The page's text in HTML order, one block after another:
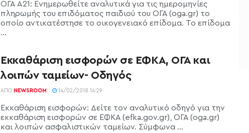
ΟΓΑ Α21: Ενημερωθείτε αναλυτικά για τις ημερομηνίες
πληρωμής του επιδόματος παιδιού του ΟΓΑ (oga.gr) το
οποίο αντικατέστησε το οικογενειακό επίδομα. Το επίδομα
...
Εκκαθάριση εισφορών σε ΕΦΚΑ, ΟΓΑ και
λοιπών ταμείων- Οδηγός
ΑΠΌ NEWSROOM 14/02/2018 14:29
Εκκαθάριση εισφορών: Δείτε τον αναλυτικό οδηγό για την
εκκαθάριση εισφορών σε ΕΦΚΑ (efka.gov.gr), ΟΓΑ (oga.gr)
και λοιπών ασφαλιστικών ταμείων. Σύμφωνα ...